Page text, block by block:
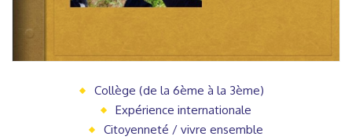
Collège (de la 6ème à la 3ème)
Expérience internationale
Citoyenneté / vivre ensemble